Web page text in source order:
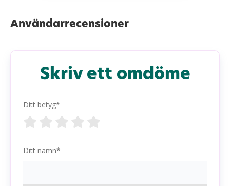
Användarrecensioner
Skriv ett omdöme
Ditt betyg*
Ditt namn*